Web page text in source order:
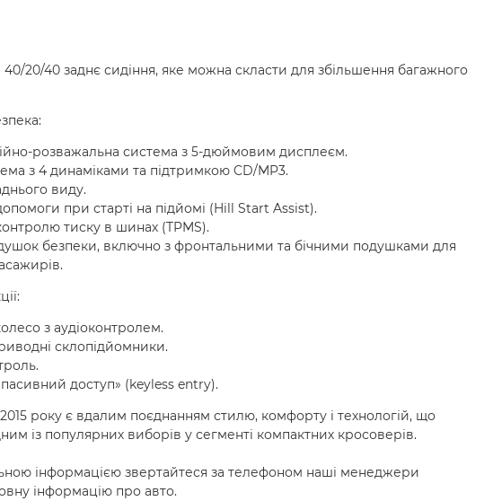
40/20/40 заднє сидіння, яке можна скласти для збільшення багажного
розважальна система з 5-дюймовим дисплеєм.
з 4 динаміками та підтримкою CD/MP3.
виду.
при старті на підйомі (Hill Start Assist).
тиску в шинах (TPMS).
безпеки, включно з фронтальними та бічними подушками для
з аудіоконтролем.
склопідйомники.
доступ» (keyless entry).
року є вдалим поєднанням стилю, комфорту і технологій, що
із популярних виборів у сегменті компактних кросоверів.
інформацією звертайтеся за телефоном наші менеджери
інформацію про авто.